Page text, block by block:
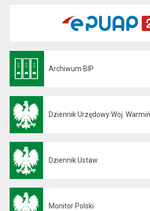
Archiwum BIP
Dziennik Urzędowy Woj.
Dziennik Ustaw
Monitor Polski